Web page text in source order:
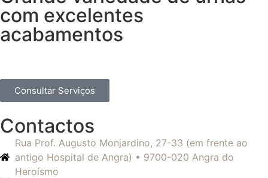
com excelentes
acabamentos
Consultar Serviços
Contactos
Rua Prof. Augusto Monjardino, 27-33 (em frente ao
antigo Hospital de Angra) • 9700-020 Angra do
Heroísmo